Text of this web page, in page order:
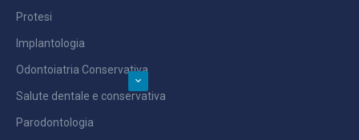
Protesi
Implantologia
Odontoiatria Conservativa
Salute dentale e conservativa
Parodontologia